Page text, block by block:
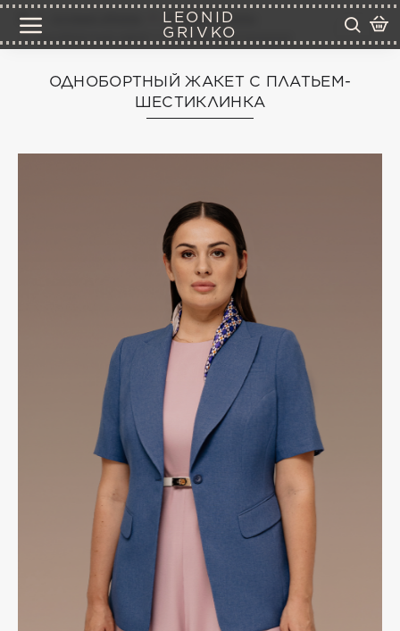
LEONID
GRIVKO
деловые образы
однобортный жакет с платьем-шестиклинка
ОДНОБОРТНЫЙ ЖАКЕТ С ПЛАТЬЕМ-
ШЕСТИКЛИНКА